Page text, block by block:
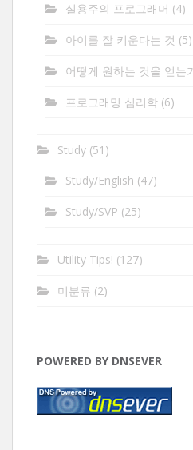
실용주의 프로그래머 (4)
아이를 잘 키운다는 것 (5)
어떻게 원하는 것을 얻는
프로그래밍 심리학 (6)
Study (51)
Study/English (47)
Study/SVP (25)
Utility Tips! (127)
미분류 (2)
POWERED BY DNSEVER